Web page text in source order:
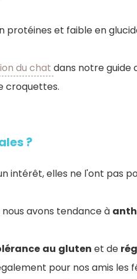
et faible en
du chat dans notre guide
croquettes.
?
intérêt, elles ne l'ont pas
avons tendance à
au gluten et de
pour nos amis les